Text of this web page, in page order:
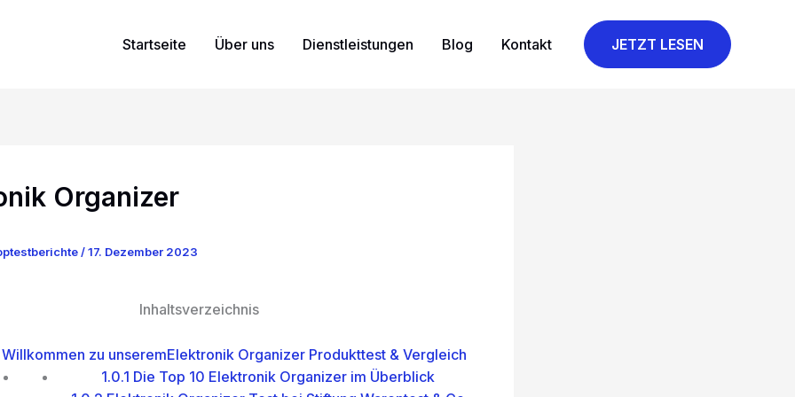
Startseite Über uns Dienstleistungen Blog Kontakt JETZT LESEN
Organizer
/17. Dezember 2023
Inhaltsverzeichnis
Willkommen zu unseremElektronik Organizer Produkttest & Vergleich
1.0.1 Die Top 10 Elektronik Organizer im Überblick